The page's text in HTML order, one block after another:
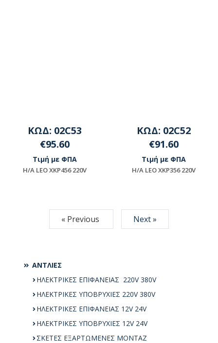
ΑΝΤΛΙΕΣ
ΗΛΕΚΤΡΙΚΕΣ ΕΠΙΦΑΝΕΙΑΣ 220V 380V
ΗΛΕΚΤΡΙΚΕΣ ΥΠΟΒΡΥΧΙΕΣ 220V 380V
ΗΛΕΚΤΡΙΚΕΣ ΕΠΙΦΑΝΕΙΑΣ 12V 24V
ΗΛΕΚΤΡΙΚΕΣ ΥΠΟΒΡΥΧΙΕΣ 12V 24V
ΣΚΕΤΕΣ ΕΞΑΡΤΩΜΕΝΕΣ ΜΟΝΤΑΖ
ΚΩΔ: 02C53
€95.60
Τιμή με ΦΠΑ
H/A LEO XKP456 220V
ΚΩΔ: 02C52
€91.60
Τιμή με ΦΠΑ
H/A LEO XKP356 220V
« Previous Next »